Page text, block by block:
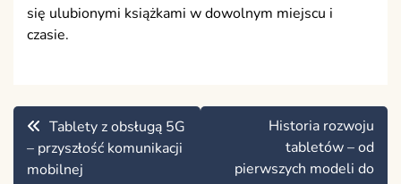
się ulubionymi książkami w dowolnym miejscu i
czasie.
Nawigacja
wpisu
Tablety z obsługą 5G
– przyszłość komunikacji
mobilnej
Historia rozwoju
tabletów – od
pierwszych modeli do